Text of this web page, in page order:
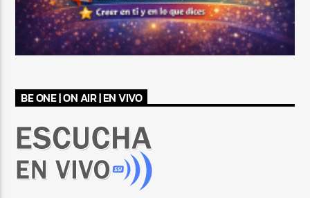
BE ONE | ON AIR | EN VIVO